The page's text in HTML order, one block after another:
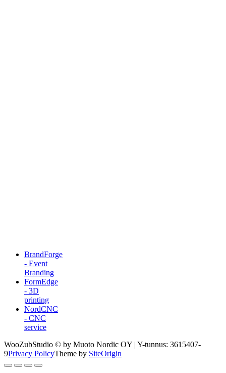
BrandForge
- Event
Branding
FormEdge
- 3D
printing
NordCNC
- CNC
service
WooZubStudio © by Muoto Nordic OY | Y-tunnus: 3615407-
9Privacy PolicyTheme by SiteOrigin